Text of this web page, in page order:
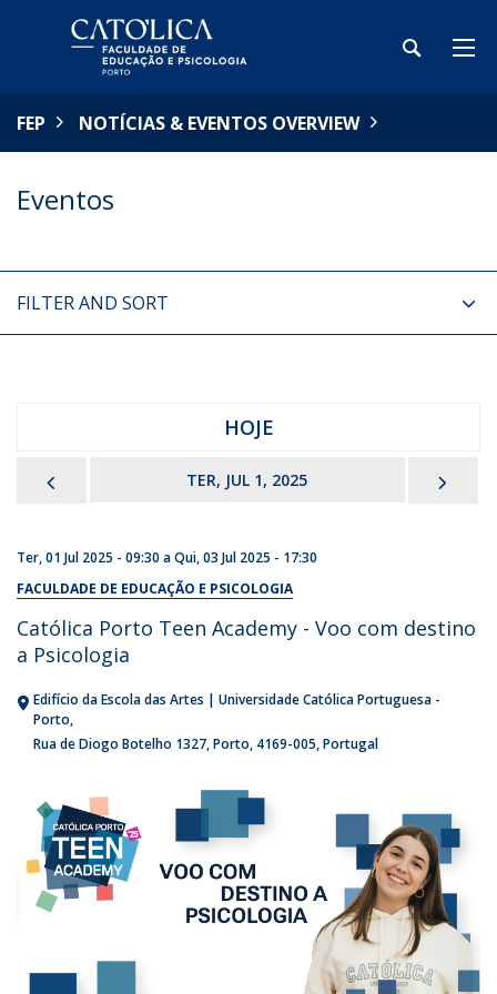
FEP NOTÍCIAS & EVENTOS OVERVIEW
Eventos
FILTER AND SORT
HOJE
TER, JUL 1, 2025
Ter, 01 Jul 2025 - 09:30 aQui, 03 Jul 2025 - 17:30
FACULDADE DE EDUCAÇÃO E PSICOLOGIA
Católica Porto Teen Academy - Voo com destino
a Psicologia
Edifício da Escola das Artes | Universidade Católica Portuguesa -
Porto
Rua de Diogo Botelho 1327 Porto 4169-005 Portugal